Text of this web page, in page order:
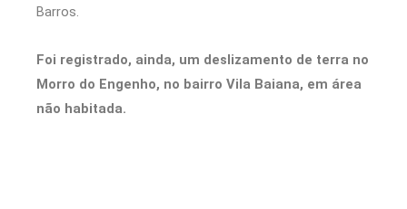
Barros.
Foi registrado, ainda, um deslizamento de terra no
Morro do Engenho, no bairro Vila Baiana, em área
não habitada.